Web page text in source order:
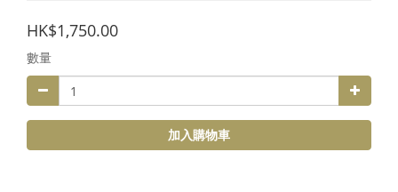
HK$1,750.00
數量
加入購物車